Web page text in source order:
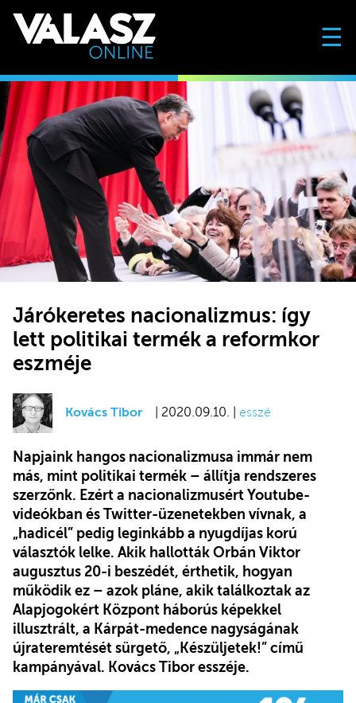
☰
Járókeretes nacionalizmus: így
lett politikai termék a reformkor
eszméje
Kovács Tibor | 2020.09.10. | esszé
Napjaink hangos nacionalizmusa immár nem
más, mint politikai termék – állítja rendszeres
szerzőnk. Ezért a nacionalizmusért Youtube-
videókban és Twitter-üzenetekben vívnak, a
„hadicél” pedig leginkább a nyugdíjas korú
választók lelke. Akik hallották Orbán Viktor
augusztus 20-i beszédét, érthetik, hogyan
működik ez – azok pláne, akik találkoztak az
Alapjogokért Központ háborús képekkel
illusztrált, a Kárpát-medence nagyságának
újrateremtését sürgető, „Készüljetek!” című
kampányával. Kovács Tibor esszéje.